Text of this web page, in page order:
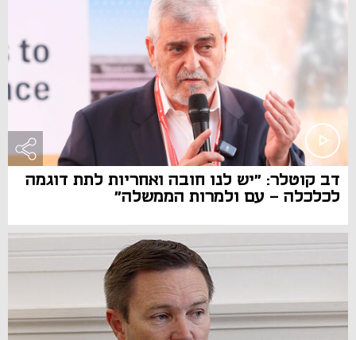
דב קוטלר: "יש לנו חובה ואחריות לתת דוגמה
לכלכלה - עם ולמרות הממשלה"